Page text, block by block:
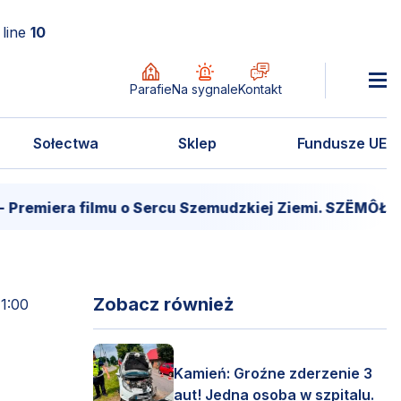
10
ParafieNa sygnaleKontakt
Sołectwa Sklep Fundusze UE
filmu o Sercu Szemudzkiej Ziemi. SZËMÔŁD – SERCE
Zobacz również
Kamień: Groźne zderzenie 3
aut! Jedna osoba w szpitalu.